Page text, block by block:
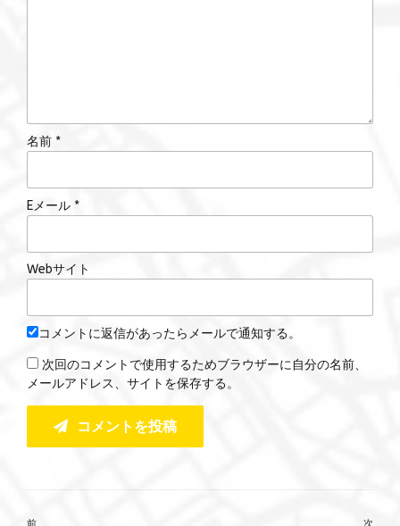
名前 *
Eメール *
Webサイト
コメントに返信があったらメールで通知する。
次回のコメントで使用するためブラウザーに自分の名前、
メールアドレス、サイトを保存する。
コメントを投稿
前 次